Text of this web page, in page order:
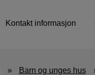
Kontakt informasjon
Barn og unges hus